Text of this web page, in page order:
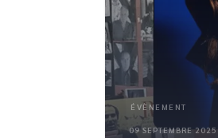
ÉVÈNEMENT
09 SEPTEMBRE 2025